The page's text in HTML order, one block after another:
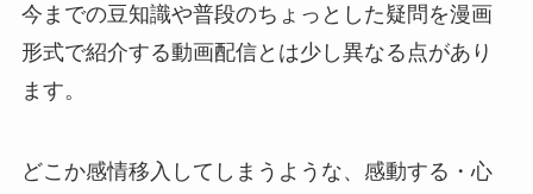
今までの豆知識や普段のちょっとした疑問を漫画
形式で紹介する動画配信とは少し異なる点があり
ます。
どこか感情移入してしまうような、感動する・心